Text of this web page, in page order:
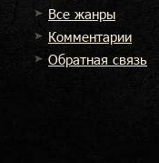
Все жанры
Комментарии
Обратная связь